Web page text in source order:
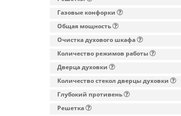
Газовые конфорки
Общая мощность
Очистка духового шкафа
Количество режимов работы
Дверца духовки
Количество стекол дверцы духовки
Глубокий противень
Решетка